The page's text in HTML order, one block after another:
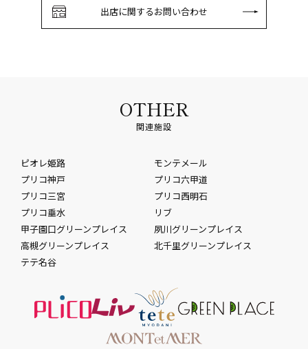
出店に関するお問い合わせ
OTHER
関連施設
ピオレ姫路
モンテメール
プリコ神戸
プリコ六甲道
プリコ三宮
プリコ西明石
プリコ垂水
リブ
甲子園口グリーンプレイス
夙川グリーンプレイス
高槻グリーンプレイス
北千里グリーンプレイス
テテ名谷